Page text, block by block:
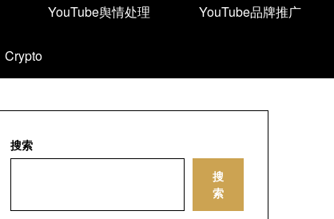
YouTube舆情处理 YouTube品牌推广
Crypto
搜索
搜
索